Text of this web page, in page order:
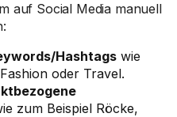
auf Social Media manuell
Hashtags wie
oder Travel.
zum Beispiel Röcke,